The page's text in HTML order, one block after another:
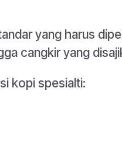
yang harus
cangkir yang
kopi spesialti: